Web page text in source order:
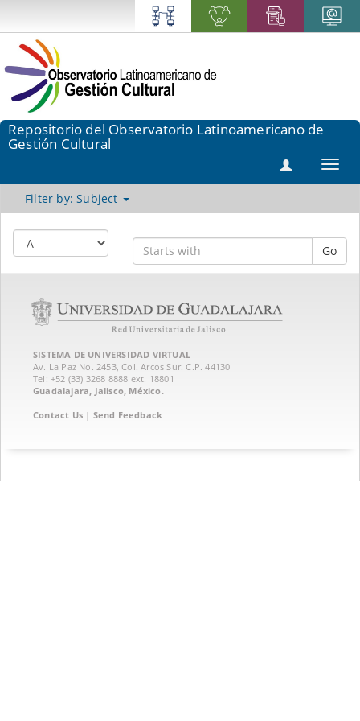
Repositorio del Observatorio Latinoamericano de
Gestión Cultural
Filter by: Subject
Go
SISTEMA DE UNIVERSIDAD VIRTUAL
Av. La Paz No. 2453, Col. Arcos Sur. C.P. 44130
Tel: +52 (33) 3268 8888‏ ext. 18801
Guadalajara, Jalisco, México.
Contact Us | Send Feedback